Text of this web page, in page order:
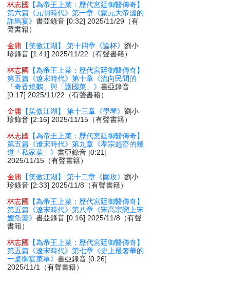
林志國
【為帝王上菜：歷代宮廷御醫傳奇】
第六篇《元明時代》第一章《蒙元大帝國的
詐馬宴》書亞錄音 [0:32] 2025/11/29（有
聲書籍）
金庸 【笑傲江湖】 第十四章《論杯》劉小
珍錄音 [1:41] 2025/11/22（有聲書籍）
林志國
【為帝王上菜：歷代宮廷御醫傳奇】
第五篇《遼宋時代》第十章《流向民間的
「奇香燒鵝」與「護國菜」》書亞錄音
[0:17] 2025/11/22（有聲書籍）
金庸 【笑傲江湖】 第十三章《學琴》劉小
珍錄音 [2:16] 2025/11/15（有聲書籍）
林志國
【為帝王上菜：歷代宮廷御醫傳奇】
第五篇《遼宋時代》第九章《孝宗趙昚的幾
道「私家菜」》書亞錄音 [0:21]
2025/11/15（有聲書籍）
金庸 【笑傲江湖】 第十二章《圍攻》劉小
珍錄音 [2:33] 2025/11/8（有聲書籍）
林志國
【為帝王上菜：歷代宮廷御醫傳奇】
第五篇《遼宋時代》第八章《宋高宗戀上宋
嫂魚羮》書亞錄音 [0:16] 2025/11/8（有聲
書籍）
林志國
【為帝王上菜：歷代宮廷御醫傳奇】
第五篇《遼宋時代》第七章《史上最奢華的
一桌御宴菜單》書亞錄音 [0:26]
2025/11/1（有聲書籍）